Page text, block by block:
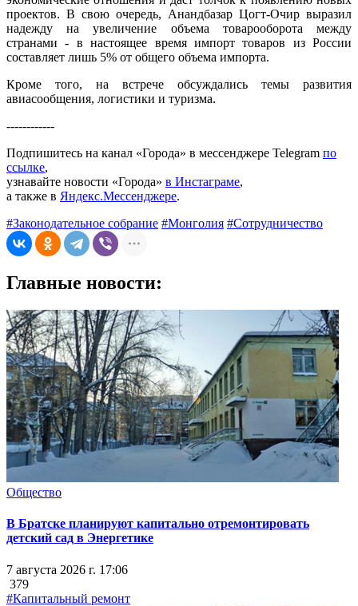
проектов. В свою очередь, Анандбазар Цогт-Очир выразил
надежду на увеличение объема товарооборота между
странами - в настоящее время импорт товаров из России
составляет лишь 5% от общего объема импорта.
Кроме того, на встрече обсуждались темы развития
авиасообщения, логистики и туризма.
------------
Подпишитесь на канал «Города» в мессенджере Telegram по
ссылке,
узнавайте новости «Города» в Инстаграме,
а также в Яндекс.Мессенджере.
#Законодательное собрание #Монголия #Сотрудничество
Главные новости:
Общество
В Братске планируют капитально отремонтировать
детский сад в Энергетике
7 августа 2026 г. 17:06
379
#Капитальный ремонт